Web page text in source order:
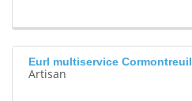
Eurl multiservice Cormontreuil
Artisan